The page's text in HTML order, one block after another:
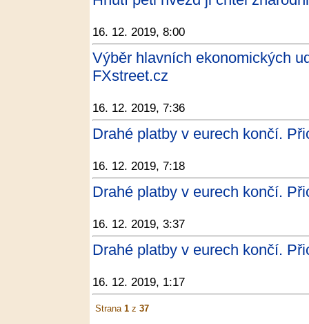
16. 12. 2019, 8:00
Výběr hlavních ekonomických
FXstreet.cz
16. 12. 2019, 7:36
Drahé platby v eurech končí.
16. 12. 2019, 7:18
Drahé platby v eurech končí.
16. 12. 2019, 3:37
Drahé platby v eurech končí.
16. 12. 2019, 1:17
Strana 1 z 37